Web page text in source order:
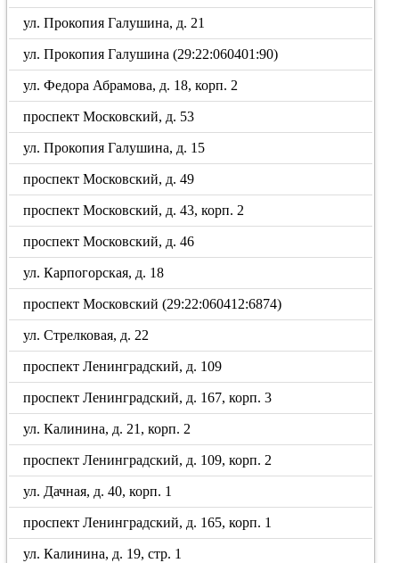
ул. Прокопия Галушина, д. 21
ул. Прокопия Галушина (29:22:060401:90)
ул. Федора Абрамова, д. 18, корп. 2
проспект Московский, д. 53
ул. Прокопия Галушина, д. 15
проспект Московский, д. 49
проспект Московский, д. 43, корп. 2
проспект Московский, д. 46
ул. Карпогорская, д. 18
проспект Московский (29:22:060412:6874)
ул. Стрелковая, д. 22
проспект Ленинградский, д. 109
проспект Ленинградский, д. 167, корп. 3
ул. Калинина, д. 21, корп. 2
проспект Ленинградский, д. 109, корп. 2
ул. Дачная, д. 40, корп. 1
проспект Ленинградский, д. 165, корп. 1
ул. Калинина, д. 19, стр. 1